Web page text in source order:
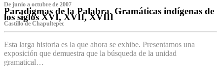
De junio a octubre de 2007
Paradigmas de la Palabra. Gramáticas indígenas de
los siglos XVI, XVII, XVIII
Castillo de Chapultepec
Esta larga historia es la que ahora se exhibe. Presentamos una
exposición que demuestra que la búsqueda de la unidad
gramatical…